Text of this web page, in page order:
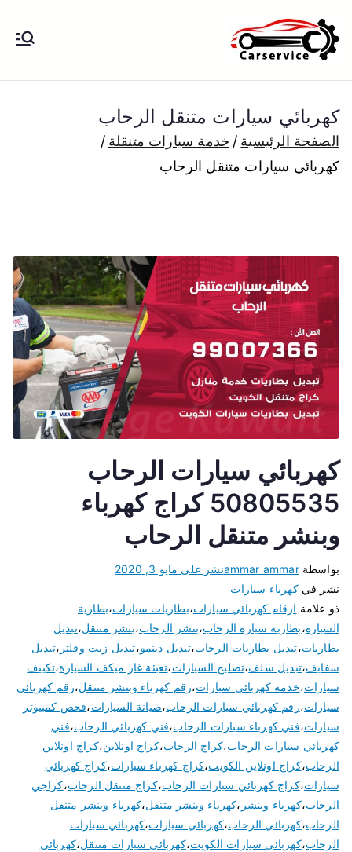
إلى
المحتوى
الكويت
بنشر متنقل الكويت كهرباء وبنشر تبديل
بارخص الاسعار
كهربائي سيارات متنقل الرحاب
الصفحة الرئيسية
خدمة سيارات متنقلة
كهربائي سيارات متنقل الرحاب
كهربائي سيارات الرحاب
50805535 كراج كهرباء
وبنشر متنقل الرحاب
بواسطةammar ammarنشر على مايو 3, 2020
نشر فيكهرباء سيارات
ذو علامة ارقام كهربائي سيارات،بطاريات سيارات،بطارية
السيارة،بطارية سيارة الرحاب،بنشر الرحاب،بنشر متنقل،تبديل
بطاريات،تبديل بطاريات الرحاب،تبديل دينمو،تبديل زيت وفلتر ،تبديل
سفايف،تبديل سلف،تصليح السيارات،تعبئة غاز ميكف السيارة،تكييف
سيارات،خدمة كهربائي سيارات،رقم كهرباء وبنشر متنقل،رقم كهربائي
سيارات،رقم كهربائي سيارات الرحاب،صيانة السيارات،فحص كمبيوتر
سيارات،فني كهرباء سيارات الرحاب،فني كهربائي الرحاب،فني
كهربائي سيارات الرحاب،كراج الرحاب،كراج اونلاين،كراج اونلاين
الرحاب،كراج اونلاين الكويت،كراج كهرباء سيارات،كراج كهربائي
سيارات،كراج كهربائي سيارات الرحاب،كراج متنقل الرحاب،كراجي
الرحاب،كهرباء وبنشر ،كهرباء وبنشر متنقل،كهرباء وبنشر متنقل
الرحاب،كهربائي الرحاب،كهربائي سيارات،كهربائي سيارات
الرحاب،كهربائي سيارات الكويت،كهربائي سيارات متنقل،كهربائي